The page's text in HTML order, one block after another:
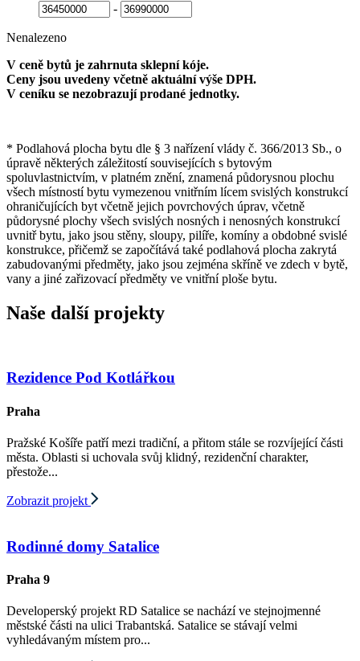
-
Nenalezeno
V ceně bytů je zahrnuta sklepní kóje.
Ceny jsou uvedeny včetně aktuální výše DPH.
V ceníku se nezobrazují prodané jednotky.
* Podlahová plocha bytu dle § 3 nařízení vlády č. 366/2013 Sb., o
úpravě některých záležitostí souvisejících s bytovým
spoluvlastnictvím, v platném znění, znamená půdorysnou plochu
všech místností bytu vymezenou vnitřním lícem svislých konstrukcí
ohraničujících byt včetně jejich povrchových úprav, včetně
půdorysné plochy všech svislých nosných i nenosných konstrukcí
uvnitř bytu, jako jsou stěny, sloupy, pilíře, komíny a obdobné svislé
konstrukce, přičemž se započítává také podlahová plocha zakrytá
zabudovanými předměty, jako jsou zejména skříně ve zdech v bytě,
vany a jiné zařizovací předměty ve vnitřní ploše bytu.
Naše další projekty
Rezidence Pod Kotlářkou
Praha
Pražské Košíře patří mezi tradiční, a přitom stále se rozvíjející části
města. Oblasti si uchovala svůj klidný, rezidenční charakter,
přestože...
Zobrazit projekt
Rodinné domy Satalice
Praha 9
Developerský projekt RD Satalice se nachází ve stejnojmenné
městské části na ulici Trabantská. Satalice se stávají velmi
vyhledávaným místem pro...